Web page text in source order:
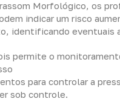
Morfológico, os
indicar um risco
identificando eventuais
permite o
para controlar a
sob controle.